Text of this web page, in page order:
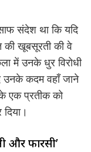
संदेश था कि यदि
की खूबसूरती की वे
में उनके धुर विरोधी
उनके कदम वहाँ जाने
एक प्रतीक को
और फारसी’